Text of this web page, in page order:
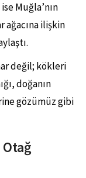
ise Muğla’nın
ağacına ilişkin
değil; kökleri
doğanın
gözümüz gibi